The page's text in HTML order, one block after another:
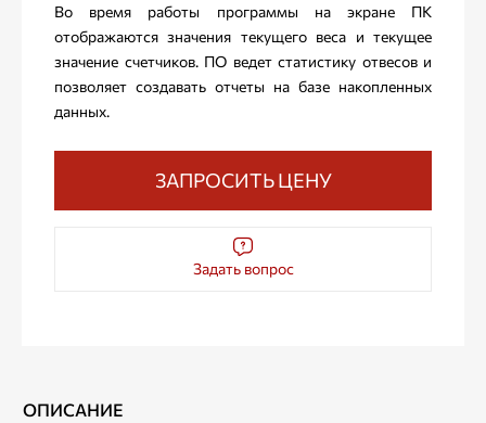
Во время работы программы на экране ПК
отображаются значения текущего веса и текущее
значение счетчиков. ПО ведет статистику отвесов и
позволяет создавать отчеты на базе накопленных
данных.
Задать вопрос
ЗАПРОСИТЬ ЦЕНУ
ОПИСАНИЕ